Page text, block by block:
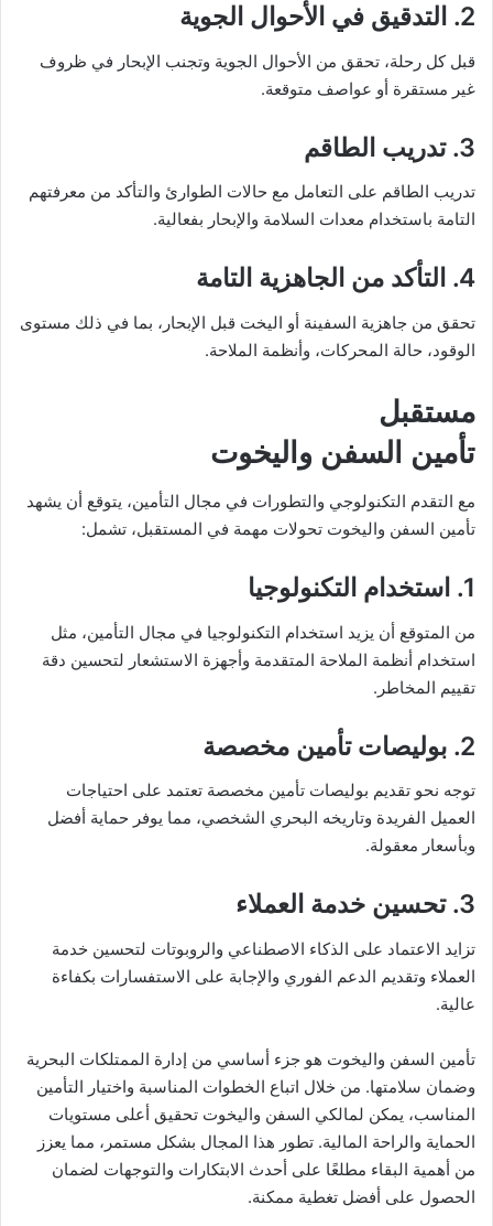
2. التدقيق في الأحوال الجوية
قبل كل رحلة، تحقق من الأحوال الجوية وتجنب الإبحار في ظروف
غير مستقرة أو عواصف متوقعة.
3. تدريب الطاقم
تدريب الطاقم على التعامل مع حالات الطوارئ والتأكد من معرفتهم
التامة باستخدام معدات السلامة والإبحار بفعالية.
4. التأكد من الجاهزية التامة
تحقق من جاهزية السفينة أو اليخت قبل الإبحار، بما في ذلك مستوى
الوقود، حالة المحركات، وأنظمة الملاحة.
مستقبل
تأمين السفن واليخوت
مع التقدم التكنولوجي والتطورات في مجال التأمين، يتوقع أن يشهد
تأمين السفن واليخوت تحولات مهمة في المستقبل، تشمل:
1. استخدام التكنولوجيا
من المتوقع أن يزيد استخدام التكنولوجيا في مجال التأمين، مثل
استخدام أنظمة الملاحة المتقدمة وأجهزة الاستشعار لتحسين دقة
تقييم المخاطر.
2. بوليصات تأمين مخصصة
توجه نحو تقديم بوليصات تأمين مخصصة تعتمد على احتياجات
العميل الفريدة وتاريخه البحري الشخصي، مما يوفر حماية أفضل
وبأسعار معقولة.
3. تحسين خدمة العملاء
تزايد الاعتماد على الذكاء الاصطناعي والروبوتات لتحسين خدمة
العملاء وتقديم الدعم الفوري والإجابة على الاستفسارات بكفاءة
عالية.
تأمين السفن واليخوت هو جزء أساسي من إدارة الممتلكات البحرية
وضمان سلامتها. من خلال اتباع الخطوات المناسبة واختيار التأمين
المناسب، يمكن لمالكي السفن واليخوت تحقيق أعلى مستويات
الحماية والراحة المالية. تطور هذا المجال بشكل مستمر، مما يعزز
من أهمية البقاء مطلعًا على أحدث الابتكارات والتوجهات لضمان
الحصول على أفضل تغطية ممكنة.